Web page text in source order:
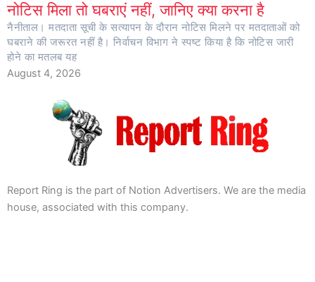
नोटिस मिला तो घबराएं नहीं, जानिए क्या करना है
नैनीताल। मतदाता सूची के सत्यापन के दौरान नोटिस मिलने पर मतदाताओं को
घबराने की जरूरत नहीं है। निर्वाचन विभाग ने स्पष्ट किया है कि नोटिस जारी
होने का मतलब यह
August 4, 2026
Report Ring is the part of Notion Advertisers. We are the media
house, associated with this company.